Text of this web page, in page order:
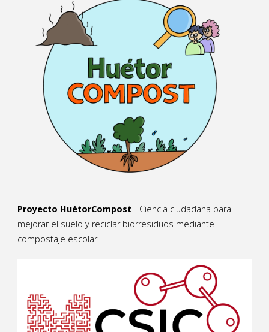
Proyecto HuétorCompost - Ciencia ciudadana para
mejorar el suelo y reciclar biorresiduos mediante
compostaje escolar